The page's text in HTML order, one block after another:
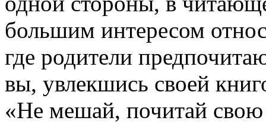
большим интересом
где родители
вы, увлекшись своей
«Не мешай, почитай